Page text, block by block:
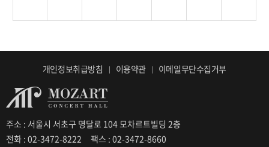
개인정보취급방침 이용약관 이메일무단수집거부
주소 : 서울시 서초구 명달로 104 모차르트빌딩 2층
전화 : 02-3472-8222
팩스 : 02-3472-8660